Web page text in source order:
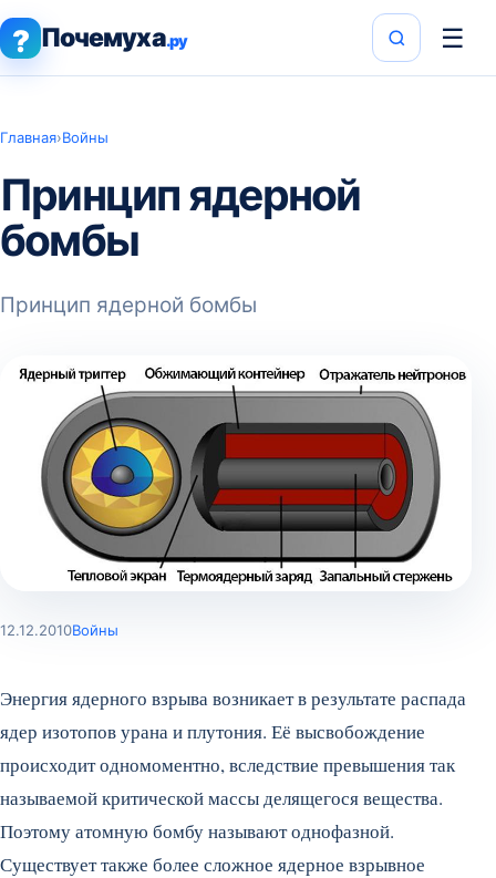
? Почемуха.ру ☰
Главная›Войны
Принцип ядерной
бомбы
Принцип ядерной бомбы
12.12.2010Войны
Энергия ядерного взрыва возникает в результате распада
ядер изотопов урана и плутония. Её высвобождение
происходит одномоментно, вследствие превышения так
называемой критической массы делящегося вещества.
Поэтому атомную бомбу называют однофазной.
Существует также более сложное ядерное взрывное